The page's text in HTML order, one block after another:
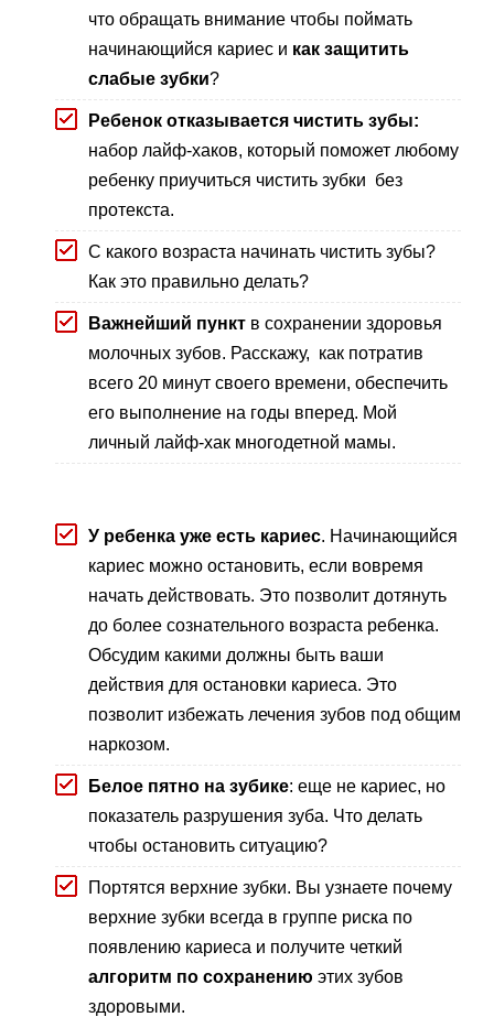
что обращать внимание чтобы поймать
начинающийся кариес и как защитить
слабые зубки?
Ребенок отказывается чистить зубы:
набор лайф-хаков, который поможет любому
ребенку приучиться чистить зубки без
протекста.
С какого возраста начинать чистить зубы?
Как это правильно делать?
Важнейший пунктв сохранении здоровья
молочных зубов. Расскажу, как потратив
всего 20 минут своего времени, обеспечить
его выполнение на годы вперед. Мой
личный лайф-хак многодетной мамы.
У ребенка уже есть кариес. Начинающийся
кариес можно остановить, если вовремя
начать действовать. Это позволит дотянуть
до более сознательного возраста ребенка.
Обсудим какими должны быть ваши
действия для остановки кариеса. Это
позволит избежать лечения зубов под общим
наркозом.
Белое пятно на зубике: еще не кариес, но
показатель разрушения зуба. Что делать
чтобы остановить ситуацию?
Портятся верхние зубки. Вы узнаете почему
верхние зубки всегда в группе риска по
появлению кариеса и получите четкий
алгоритм по сохранению этих зубов
здоровыми.